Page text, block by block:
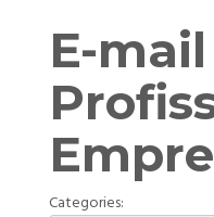
E-mail
Categories: